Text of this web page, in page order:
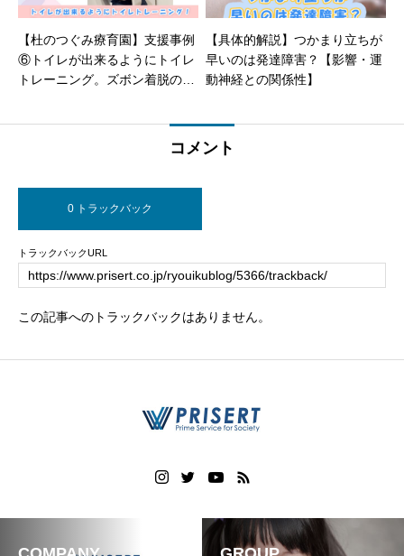
【杜のつぐみ療育園】支援事例
⑥トイレが出来るようにトイレ
トレーニング。ズボン着脱の練
【具体的解説】つかまり立ちが
早いのは発達障害？【影響・運
動神経との関係性】
コメント
0 トラックバック
トラックバックURL
この記事へのトラックバックはありません。